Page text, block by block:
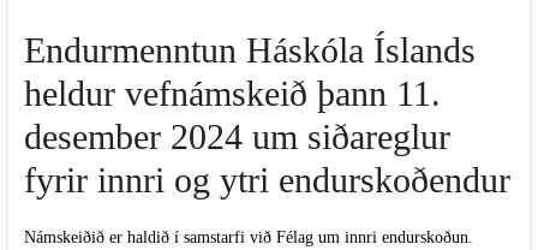
Endurmenntun Háskóla Íslands
heldur vefnámskeið þann 11.
desember 2024 um siðareglur
fyrir innri og ytri endurskoðendur
Námskeiðið er haldið í samstarfi við Félag um innri endurskoðun.